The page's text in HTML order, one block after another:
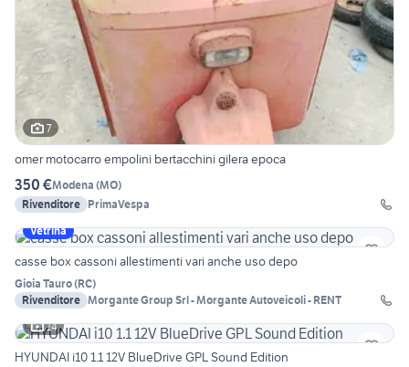
7
omer motocarro empolini bertacchini gilera epoca
350 €Modena (MO)
Rivenditore PrimaVespa
Vetrina
casse box cassoni allestimenti vari anche uso depo
Gioia Tauro(RC)
Rivenditore Morgante Group Srl - Morgante Autoveicoli - RENT
14
HYUNDAI i10 1.1 12V BlueDrive GPL Sound Edition